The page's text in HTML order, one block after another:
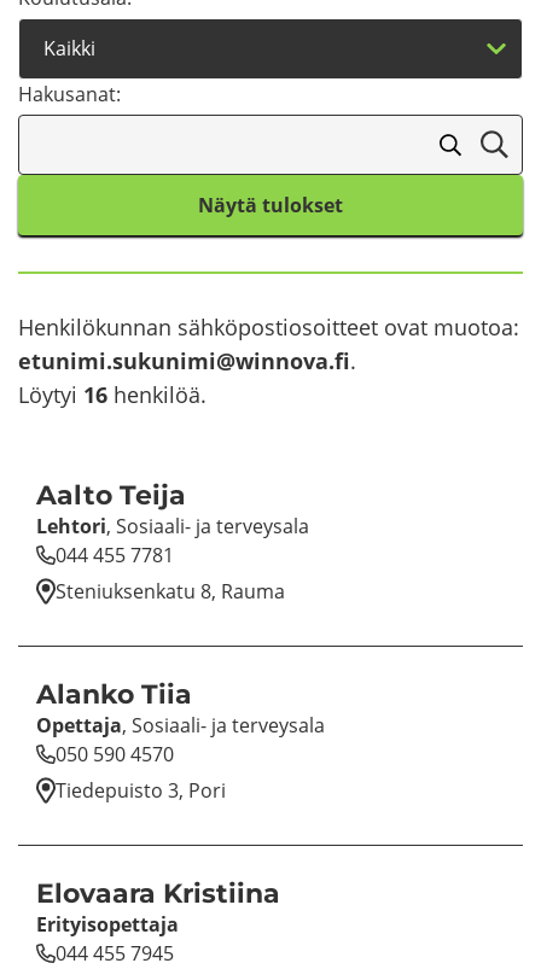
Ha­kusa­nat:
Näytä tulokset
Hen­ki­lö­kun­nan säh­kö­pos­tio­soit­teet ovat muo­toa:
etu­ni­mi.su­ku­ni­mi@winnova.fi.
Löy­tyi 16 hen­ki­löä.
Aalto Teija
Leh­to­ri, Sosiaali-​ ja ter­vey­sa­la
044 455 7781
Ste­niuk­sen­ka­tu 8, Rauma
Alan­ko Tiia
Opet­ta­ja, Sosiaali-​ ja ter­vey­sa­la
050 590 4570
Tie­de­puis­to 3, Pori
Elo­vaa­ra Kris­tii­na
Eri­tyi­so­pet­ta­ja
044 455 7945